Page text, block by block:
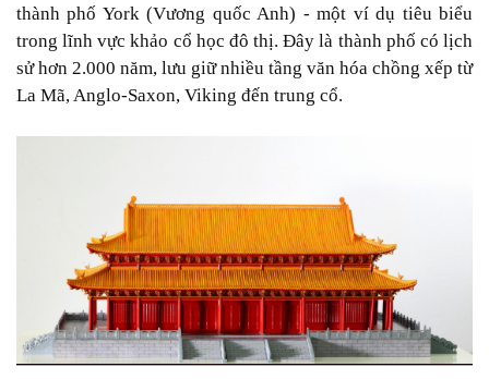
thành phố York (Vương quốc Anh) - một ví dụ tiêu biểu
trong lĩnh vực khảo cổ học đô thị. Đây là thành phố có lịch
sử hơn 2.000 năm, lưu giữ nhiều tầng văn hóa chồng xếp từ
La Mã, Anglo-Saxon, Viking đến trung cổ.